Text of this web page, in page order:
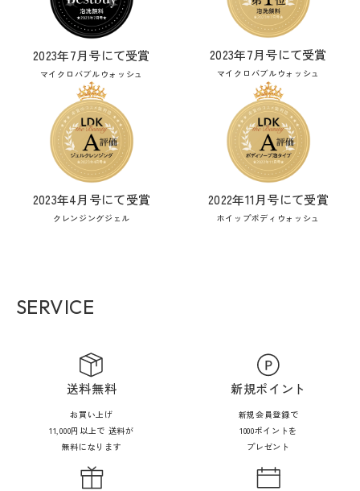
2023年7月号にて受賞
マイクロバブルウォッシュ
2023年7月号にて受賞
マイクロバブルウォッシュ
2023年4月号にて受賞
クレンジングジェル
2022年11月号にて受賞
ホイップボディウォッシュ
SERVICE
送料無料
お買い上げ
11,000円以上で 送料が
無料になります
新規ポイント
新規会員登録で
1000ポイントを
プレゼント